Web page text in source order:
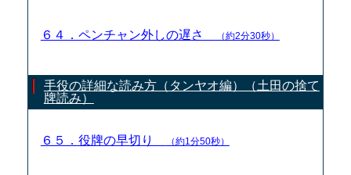
６４．ペンチャン外しの遅さ （約2分30秒）
手役の詳細な読み方（タンヤオ編）（土田の捨て
牌読み）
６５．役牌の早切り （約1分50秒）